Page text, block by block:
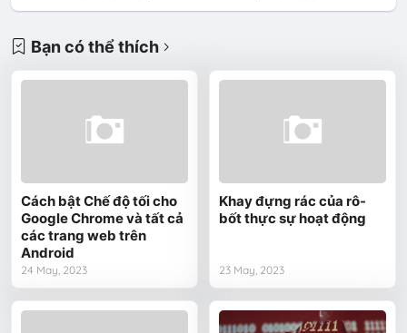
Bạn có thể thích
Cách bật Chế độ tối cho
Google Chrome và tất cả
các trang web trên
Android
24 May, 2023
Khay đựng rác của rô-
bốt thực sự hoạt động
23 May, 2023